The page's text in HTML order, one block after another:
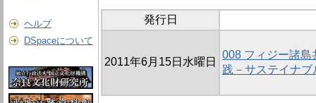
ヘルプ
DSpaceについて
発行日
2011年6月15日水曜日
008 フィジー諸島
践－サステイナ